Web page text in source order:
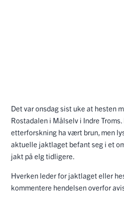
Det var onsdag sist uke at hesten
Rostadalen i Målselv i Indre
etterforskning ha vært brun, men
aktuelle jaktlaget befant seg i et
jakt på elg tidligere.
Hverken leder for jaktlaget eller
kommentere hendelsen overfor